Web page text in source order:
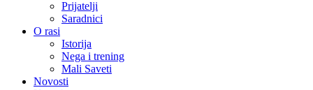
Prijatelji
Saradnici
O rasi
Istorija
Nega i trening
Mali Saveti
Novosti